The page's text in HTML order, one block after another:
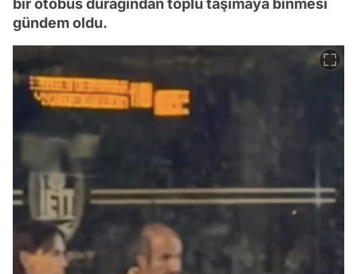
bir otobüs durağından toplu taşımaya binmesi
gündem oldu.